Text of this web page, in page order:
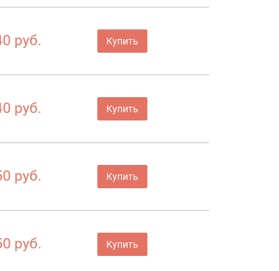
руб. Купить
руб. Купить
руб. Купить
руб. Купить